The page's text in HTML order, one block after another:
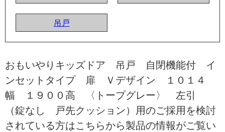
吊戸
おもいやりキッズドア 吊戸 自閉機能付 イ
ンセットタイプ 扉 Ｖデザイン １０１４
幅 １９００高 〈トープグレー〉 左引
（錠なし 戸先クッション）用のご採用を検討
されている方はこちらから製品の情報がご覧い